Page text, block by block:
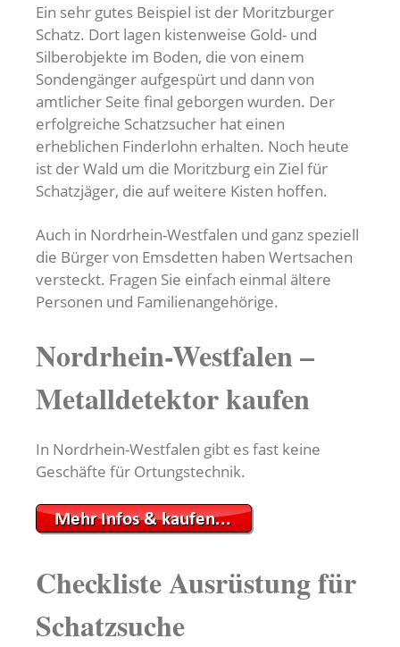
Ein sehr gutes Beispiel ist der Moritzburger
Schatz. Dort lagen kistenweise Gold- und
Silberobjekte im Boden, die von einem
Sondengänger aufgespürt und dann von
amtlicher Seite final geborgen wurden. Der
erfolgreiche Schatzsucher hat einen
erheblichen Finderlohn erhalten. Noch heute
ist der Wald um die Moritzburg ein Ziel für
Schatzjäger, die auf weitere Kisten hoffen.
Auch in Nordrhein-Westfalen und ganz speziell
die Bürger von Emsdetten haben Wertsachen
versteckt. Fragen Sie einfach einmal ältere
Personen und Familienangehörige.
Nordrhein-Westfalen –
Metalldetektor kaufen
In Nordrhein-Westfalen gibt es fast keine
Geschäfte für Ortungstechnik.
Checkliste Ausrüstung für
Schatzsuche